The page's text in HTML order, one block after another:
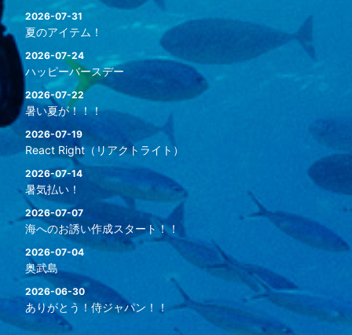
2026-07-31
夏のアイテム！
2026-07-24
ハッピーバースデー
2026-07-22
暑い夏が！！！
2026-07-19
React Right（リアクトライト）
2026-07-14
暑気払い！
2026-07-07
海へのお誘い作成スタート！！
2026-07-04
奥武島
2026-06-30
ありがとう！侍ジャパン！！